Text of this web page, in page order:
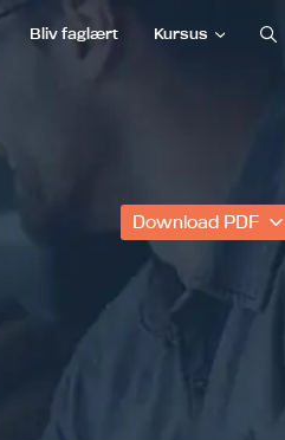
Bliv faglært Kursus
Download PDF